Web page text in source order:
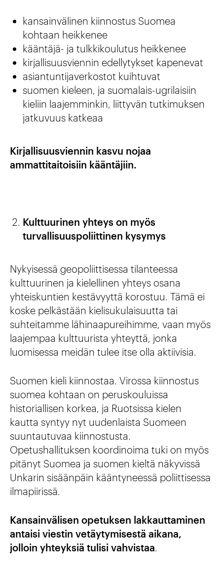
kansainvälinen kiinnostus Suomea
kohtaan heikkenee
kääntäjä- ja tulkkikoulutus heikkenee
kirjallisuusviennin edellytykset kapenevat
asiantuntijaverkostot kuihtuvat
suomen kieleen, ja suomalais-ugrilaisiin
kieliin laajemminkin, liittyvän tutkimuksen
jatkuvuus katkeaa
Kirjallisuusviennin kasvu nojaa
ammattitaitoisiin kääntäjiin.
Kulttuurinen yhteys on myös
turvallisuuspoliittinen kysymys
Nykyisessä geopoliittisessa tilanteessa
kulttuurinen ja kielellinen yhteys osana
yhteiskuntien kestävyyttä korostuu. Tämä ei
koske pelkästään kielisukulaisuutta tai
suhteitamme lähinaapureihimme, vaan myös
laajempaa kulttuurista yhteyttä, jonka
luomisessa meidän tulee itse olla aktiivisia.
Suomen kieli kiinnostaa. Virossa kiinnostus
suomea kohtaan on peruskouluissa
historiallisen korkea, ja Ruotsissa kielen
kautta syntyy nyt uudenlaista Suomeen
suuntautuvaa kiinnostusta.
Opetushallituksen koordinoima tuki on myös
pitänyt Suomea ja suomen kieltä näkyvissä
Unkarin sisäänpäin kääntyneessä poliittisessa
ilmapiirissä.
Kansainvälisen opetuksen lakkauttaminen
antaisi viestin vetäytymisestä aikana,
jolloin yhteyksiä tulisi vahvistaa